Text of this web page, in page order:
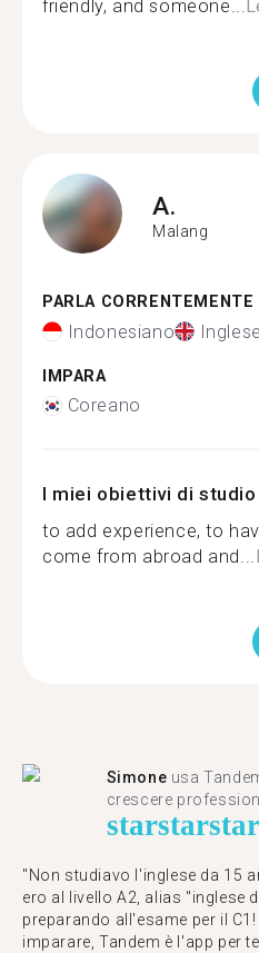
friendly, and someone...
A.
Malang
PARLA CORRENTEMENTE
Indonesiano Inglese
IMPARA
Coreano
I miei obiettivi di studio
to add experience, to
come from abroad and...
Simone usa
crescere
starstarstar
"Non studiavo l'inglese da 15
ero al livello A2, alias "inglese
preparando all'esame per il
imparare, Tandem è l'app per